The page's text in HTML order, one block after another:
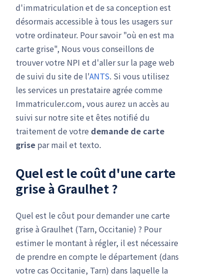
d'immatriculation et de sa conception est
désormais accessible à tous les usagers sur
votre ordinateur. Pour savoir "où en est ma
carte grise", Nous vous conseillons de
trouver votre NPI et d'aller sur la page web
de suivi du site de l'ANTS. Si vous utilisez
les services un prestataire agrée comme
Immatriculer.com, vous aurez un accès au
suivi sur notre site et êtes notifié du
traitement de votre demande de carte
grise par mail et texto.
Quel est le coût d'une carte
grise à Graulhet ?
Quel est le côut pour demander une carte
grise à Graulhet (Tarn, Occitanie) ? Pour
estimer le montant à régler, il est nécessaire
de prendre en compte le département (dans
votre cas Occitanie, Tarn) dans laquelle la